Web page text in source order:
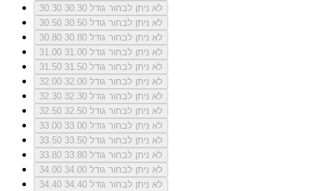
30.30
לא ניתן לבחור גודל 30.30
30.50
לא ניתן לבחור גודל 30.50
30.80
לא ניתן לבחור גודל 30.80
31.00
לא ניתן לבחור גודל 31.00
31.50
לא ניתן לבחור גודל 31.50
32.00
לא ניתן לבחור גודל 32.00
32.30
לא ניתן לבחור גודל 32.30
32.50
לא ניתן לבחור גודל 32.50
33.00
לא ניתן לבחור גודל 33.00
33.50
לא ניתן לבחור גודל 33.50
33.80
לא ניתן לבחור גודל 33.80
34.00
לא ניתן לבחור גודל 34.00
34.40
לא ניתן לבחור גודל 34.40